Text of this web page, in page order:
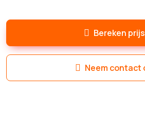
Bereken prijs
Neem contact